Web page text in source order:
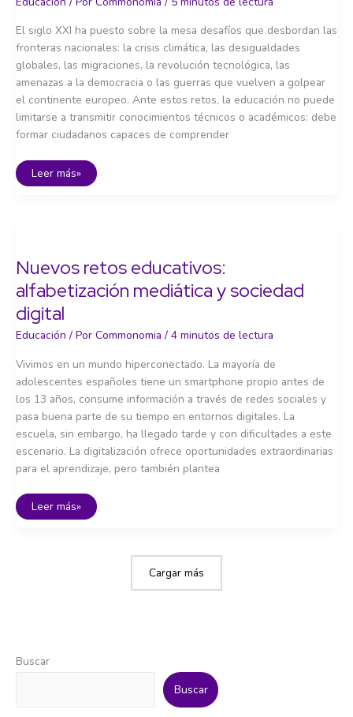
Buscar
Buscar
El siglo XXI ha puesto sobre la mesa desafíos que desbordan las
fronteras nacionales: la crisis climática, las desigualdades
globales, las migraciones, la revolución tecnológica, las
amenazas a la democracia o las guerras que vuelven a golpear
el continente europeo. Ante estos retos, la educación no puede
limitarse a transmitir conocimientos técnicos o académicos: debe
formar ciudadanos capaces de comprender
Educación
para
Leer más»
Nuevos retos educativos:
alfabetización mediática y sociedad
digital
Educación / Por Commonomia / 4 minutos de lectura
Vivimos en un mundo hiperconectado. La mayoría de
adolescentes españoles tiene un smartphone propio antes de
los 13 años, consume información a través de redes sociales y
pasa buena parte de su tiempo en entornos digitales. La
escuela, sin embargo, ha llegado tarde y con dificultades a este
escenario. La digitalización ofrece oportunidades extraordinarias
para el aprendizaje, pero también plantea
Nuevos
retos
Leer más»
Cargar más